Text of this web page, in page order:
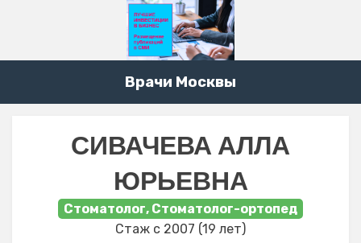
Врачи Москвы
СИВАЧЕВА АЛЛА
ЮРЬЕВНА
Стоматолог, Стоматолог-ортопед
Стаж с 2007 (19 лет)